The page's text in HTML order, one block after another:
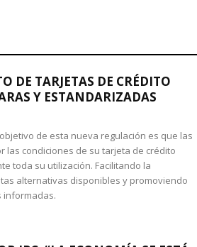
DE TARJETAS DE CRÉDITO
Y ESTANDARIZADAS
de esta nueva regulación es que las
las condiciones de su tarjeta de crédito
toda su utilización. Facilitando la
alternativas disponibles y promoviendo
informadas.